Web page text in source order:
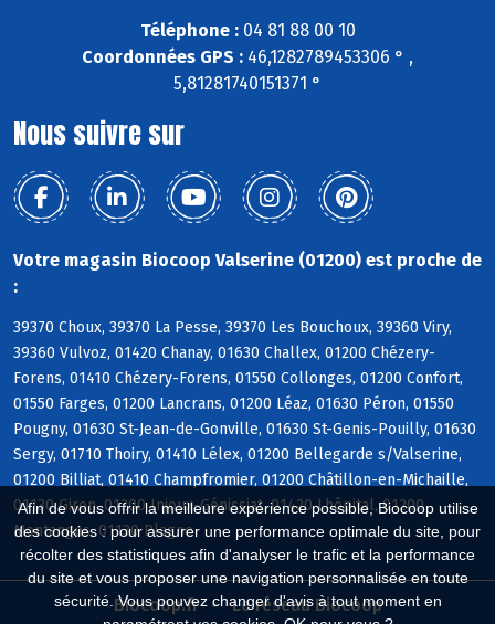
Afin de vous offrir la meilleure expérience possible, Biocoop utilise
des cookies : pour assurer une performance optimale du site, pour
récolter des statistiques afin d'analyser le trafic et la performance
du site et vous proposer une navigation personnalisée en toute
sécurité. Vous pouvez changer d'avis à tout moment en
Téléphone :04 81 88 00 10
Coordonnées GPS : 46,1282789453306 ° ,
5,81281740151371 °
Nous suivre sur
Votre magasin Biocoop Valserine (01200) est proche de
:
39370 Choux, 39370 La Pesse, 39370 Les Bouchoux, 39360 Viry,
39360 Vulvoz, 01420 Chanay, 01630 Challex, 01200 Chézery-
Forens, 01410 Chézery-Forens, 01550 Collonges, 01200 Confort,
01550 Farges, 01200 Lancrans, 01200 Léaz, 01630 Péron, 01550
Pougny, 01630 St-Jean-de-Gonville, 01630 St-Genis-Pouilly, 01630
Sergy, 01710 Thoiry, 01410 Lélex, 01200 Bellegarde s/Valserine,
01200 Billiat, 01410 Champfromier, 01200 Châtillon-en-Michaille,
01130 Giron, 01200 Injoux-Génissiat, 01420 Lhôpital, 01200
Montanges, 01130 Plagne
Biocoop.fr Le réseau Biocoop